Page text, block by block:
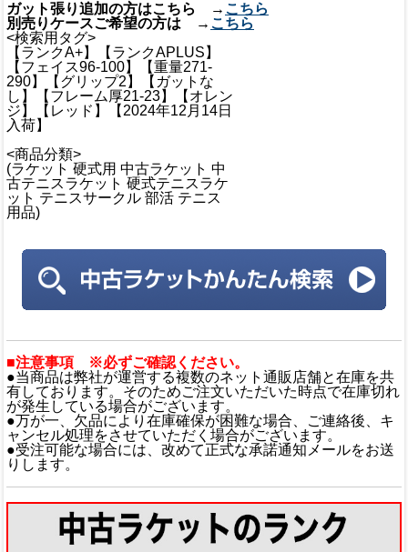
ガット張り追加の方はこちら → こちら
別売りケースご希望の方は → こちら
<検索用タグ>
【ランクA+】【ランクAPLUS】
【フェイス96-100】【重量271-
290】【グリップ2】【ガットな
し】【フレーム厚21-23】【オレン
ジ】【レッド】【2024年12月14日
入荷】
<商品分類>
(ラケット 硬式用 中古ラケット 中
古テニスラケット 硬式テニスラケ
ット テニスサークル 部活 テニス
用品)
■注意事項 ※必ずご確認ください。
●当商品は弊社が運営する複数のネット通販店舗と在庫を共
有しております。そのためご注文いただいた時点で在庫切れ
が発生している場合がございます。
●万が一、欠品により在庫確保が困難な場合、ご連絡後、キ
ャンセル処理をさせていただく場合がございます。
●受注可能な場合には、改めて正式な承諾通知メールをお送
りします。